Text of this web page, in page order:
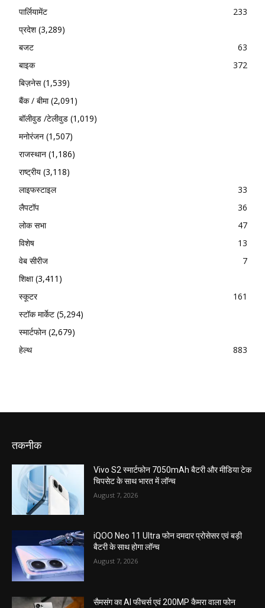
पार्लियामेंट
233
प्रदेश(3,289)
बजट
63
बाइक
372
बिज़नेस(1,539)
बैंक / बीमा(2,091)
बॉलीवुड /टेलीवुड (1,019)
मनोरंजन (1,507)
राजस्थान (1,186)
राष्ट्रीय (3,118)
लाइफस्टाइल
33
लैपटॉप
36
लोक सभा
47
विशेष
13
वेब सीरीज
7
शिक्षा(3,411)
स्कूटर
161
स्टॉक मार्केट (5,294)
स्मार्टफोन (2,679)
हेल्थ
883
तकनीक
Vivo S2 स्मार्टफोन 7050mAh बैटरी और मीडिया टेक
चिपसेट के साथ भारत में लॉन्च
August 7, 2026
iQOO Neo 11 Ultra फोन दमदार प्रोसेसर एवं बड़ी
बैटरी के साथ होगा लॉन्च
August 7, 2026
सैमसंग का AI फीचर्स एवं 200MP कैमरा वाला फोन